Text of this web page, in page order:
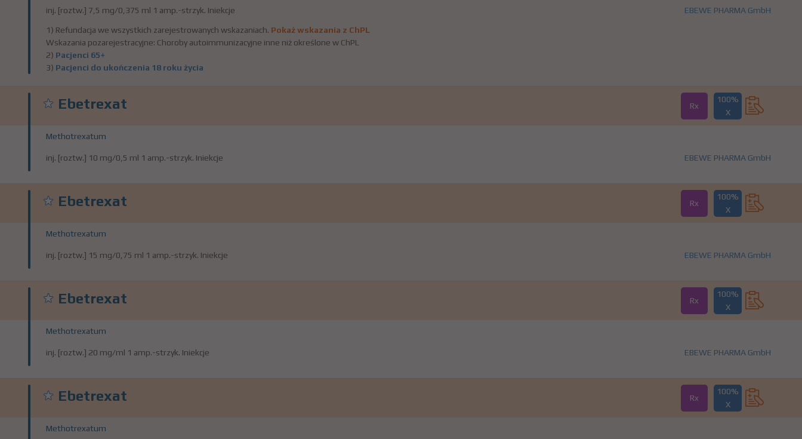
inj. [roztw.] 7,5 mg/0,375 ml 1 amp.-strzyk. Iniekcje EBEWE PHARMA GmbH
1) Refundacja we wszystkich zarejestrowanych wskazaniach. Pokaż wskazania z ChPL
Wskazania pozarejestracyjne: Choroby autoimmunizacyjne inne niż określone w ChPL
2) Pacjenci 65+
3) Pacjenci do ukończenia 18 roku życia
Ebetrexat Rx
100%
X
Methotrexatum
inj. [roztw.] 10 mg/0,5 ml 1 amp.-strzyk. Iniekcje EBEWE PHARMA GmbH
Ebetrexat Rx
100%
X
Methotrexatum
inj. [roztw.] 15 mg/0,75 ml 1 amp.-strzyk. Iniekcje EBEWE PHARMA GmbH
Ebetrexat Rx
100%
X
Methotrexatum
inj. [roztw.] 20 mg/ml 1 amp.-strzyk. Iniekcje EBEWE PHARMA GmbH
Ebetrexat Rx
100%
X
Methotrexatum